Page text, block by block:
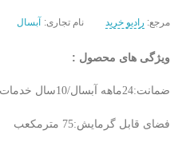
مرجع: رادیو خرید نام تجاری: آبسال
ویژگی های محصول :
ضمانت:24ماهه آبسال/10سال خدمات پس از فروش
فضای قابل گرمایش:75 مترمکعب